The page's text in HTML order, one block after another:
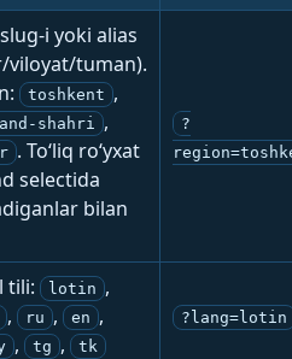
i yoki alias
viloyat/tuman).
toshkent ,
shahri ,
. To‘liq ro‘yxat
selectida
bilan
?
tili: lotin ,
, ru , en ,
, tg , tk
?lang=lotin